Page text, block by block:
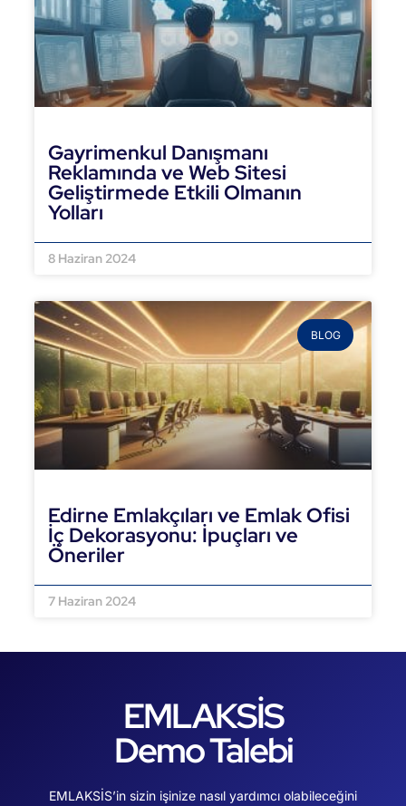
Gayrimenkul Danışmanı
Reklamında ve Web Sitesi
Geliştirmede Etkili Olmanın
Yolları
8 Haziran 2024
BLOG
Edirne Emlakçıları ve Emlak Ofisi
İç Dekorasyonu: İpuçları ve
Öneriler
7 Haziran 2024
EMLAKSİS
Demo Talebi
EMLAKSİS’in sizin işinize nasıl yardımcı olabileceğini